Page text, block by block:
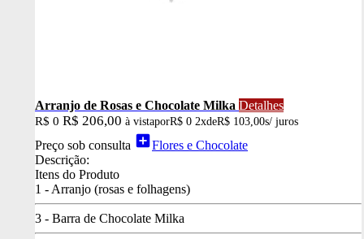
Arranjo de Rosas e Chocolate Milka Detalhes
R$ 0 R$ 206,00 à vistaporR$ 0 2xdeR$ 103,00s/ juros
Preço sob consulta add_boxFlores e Chocolate
Descrição:
Itens do Produto
1 - Arranjo (rosas e folhagens)
3 - Barra de Chocolate Milka